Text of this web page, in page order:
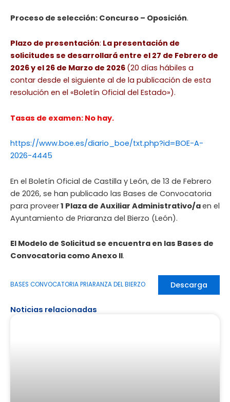
Proceso de selección: Concurso – Oposición.
Plazo de presentación: La presentación de
solicitudes se desarrollará entre el 27 de Febrero de
2026 y el 26 de Marzo de 2026 (20 días hábiles a
contar desde el siguiente al de la publicación de esta
resolución en el «Boletín Oficial del Estado»).
Tasas de examen: No hay.
https://www.boe.es/diario_boe/txt.php?id=BOE-A-
2026-4445
En el Boletín Oficial de Castilla y León, de 13 de Febrero
de 2026, se han publicado las Bases de Convocatoria
para proveer1 Plaza de Auxiliar Administrativo/aen el
Ayuntamiento de Priaranza del Bierzo (León).
El Modelo de Solicitud se encuentra en las Bases de
Convocatoria como Anexo II.
BASES CONVOCATORIA PRIARANZA DEL BIERZO Descarga
Noticias relacionadas